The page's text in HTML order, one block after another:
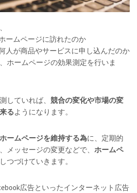
ームページに訪れたのか
人が商品やサービスに申し込んだのか
ホームページの効果測定を行いま
していれば、 競合の変化や市場の変
るようになります。
ームページを維持する為に、定期的
メッセージの変更などで、 ホームペ
しつづけていきます。
広告といったインターネット広告